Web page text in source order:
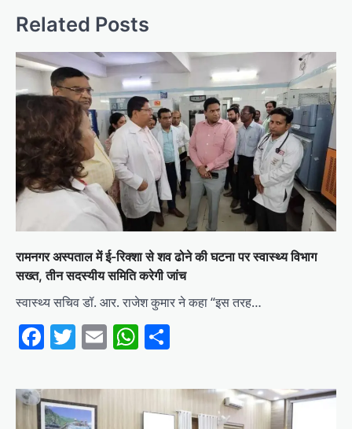
Related Posts
रामनगर अस्पताल में ई-रिक्शा से शव ढोने की घटना पर स्वास्थ्य विभाग
सख्त, तीन सदस्यीय समिति करेगी जांच
स्वास्थ्य सचिव डॉ. आर. राजेश कुमार ने कहा “इस तरह…
Facebook
Twitter
EmailWhatsApp